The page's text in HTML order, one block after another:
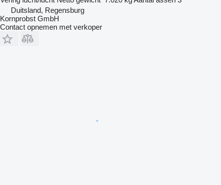
Duitsland, Regensburg
Kornprobst GmbH
Contact opnemen met verkoper